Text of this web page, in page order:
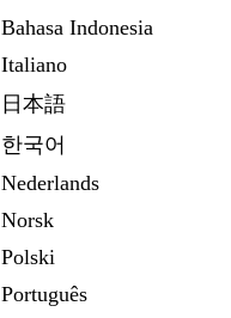
Bahasa Indonesia
Italiano
日本語
한국어
Nederlands
Norsk
Polski
Português